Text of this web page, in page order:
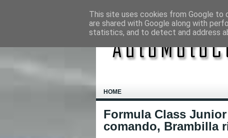
HOME
Formula Class
comando, Brambilla
This site uses cookies from Google to
are shared with Google along with
statistics, and to detect and address